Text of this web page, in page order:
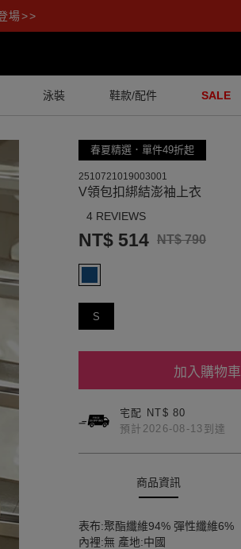
場>>
泳裝 鞋款/配件 SALE
春夏精選．單件49折起
2510721019003001
V領包扣綁結澎袖上衣
4 REVIEWS
NT$ 514 NT$ 790
S
加入購物車
宅配 NT$ 80
預計2026-08-13到達
商品資訊
表布:聚酯纖維94% 彈性纖維6%
內裡:無 產地:中國